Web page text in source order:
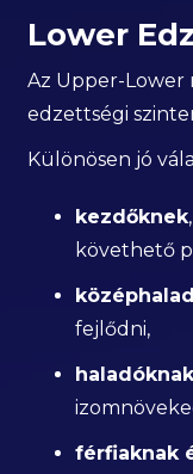
Lower
Az Upper-Lower
edzettségi
Különösen jó
kezdőknek
követhető
fejlődni,
férfiaknak